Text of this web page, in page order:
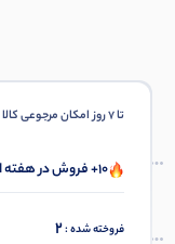
تا 7 روز امکان مرجوعی کالا
10+ فروش در هفته اخیر
فروخته شده :2